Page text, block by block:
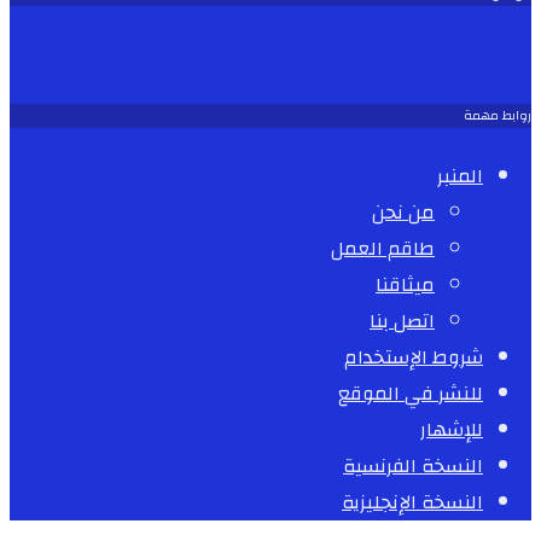
روابط مهمة
المنبر
من نحن
طاقم العمل
ميثاقنا
اتصل بنا
شروط الإستخدام
للنشر في الموقع
للإشهار
النسخة الفرنسية
النسخة الإنجليزية